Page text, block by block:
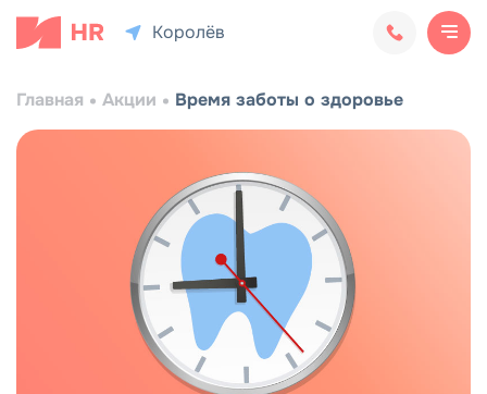
Королёв
Главная Акции Время заботы о здоровье